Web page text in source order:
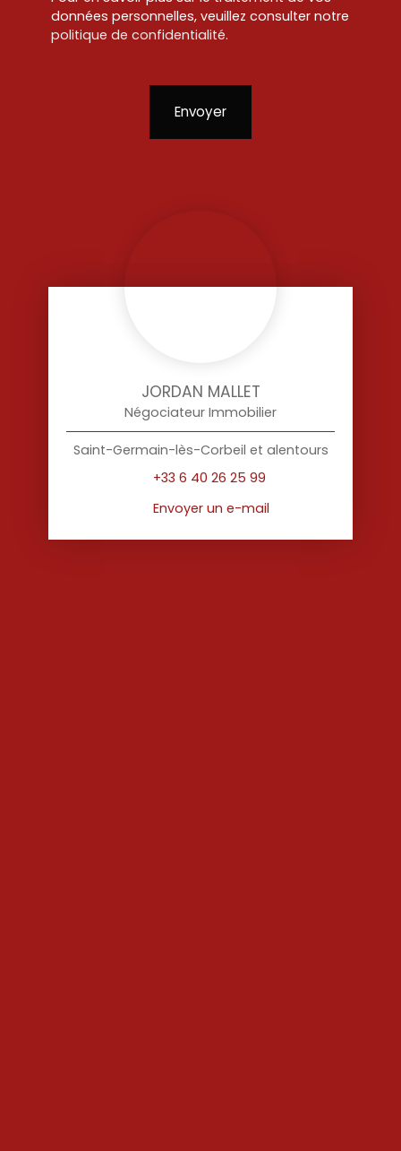
données personnelles, veuillez consulter notre
politique de confidentialité.
Envoyer
JORDAN MALLET
Négociateur Immobilier
Saint-Germain-lès-Corbeil et alentours
+33 6 40 26 25 99
Envoyer un e-mail